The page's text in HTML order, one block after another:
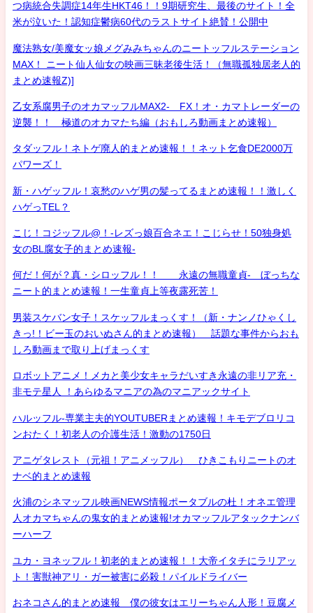
つ病統合失調症14年生HKT46！！9期研究生、最後のサイト！全
米が泣いた！認知症鬱病60代のラストサイト絶賛！公開中
魔法熟女/美魔女ッ娘メグみみちゃんのニートッフルステーション
MAX！ ニート仙人仙女の映画三昧老後生活！（無職孤独居老人的
まとめ速報Z)]
乙女系腐男子のオカマッフルMAX2- FX！オ・カマトレーダーの
逆襲！！ 極道のオカマたち編（おもしろ動画まとめ速報）
タダッフル！ネトゲ廃人的まとめ速報！！ネット乞食DE2000万
パワーズ！
新・ハゲッフル！哀愁のハゲ男の髪ってるまとめ速報！！激しく
ハゲっTEL？
こじ！コジッフル@！-レズっ娘百合ネエ！こじらせ！50独身処
女のBL腐女子的まとめ速報-
何だ！何が？真・シロッフル！！ 永遠の無職童貞- ぼっちな
ニート的まとめ速報！一生童貞上等夜露死苦！
男装スケバン女子！スケッフルまっくす！（新・ナンノひゃくし
きっ!！ビー玉のおいぬさん的まとめ速報） 話題な事件からおも
しろ動画まで取り上げまっくす
ロボットアニメ！メカと美少女キャラだいすき永遠の非リア充・
非モテ星人 ！あらゆるマニアの為のマニアックサイト
ハルッフル-専業主夫的YOUTUBERまとめ速報！キモデブロリコ
ンおたく！初老人の介護生活！激動の1750日
アニゲタレスト（元祖！アニメッフル） ひきこもりニートのオ
ナベ的まとめ速報
火浦のシネマッフル映画NEWS情報ポータブルの杜！オネエ管理
人オカマちゃんの鬼女的まとめ速報!オカマッフルアタックナンバ
ーハーフ
ユカ・ヨネッフル！初老的まとめ速報！！大帝イタチにラリアッ
ト！害獣神アリ・ガー被害に必殺！パイルドライバー
おネコさん的まとめ速報 僕の彼女はエリーちゃん人形！豆腐メ